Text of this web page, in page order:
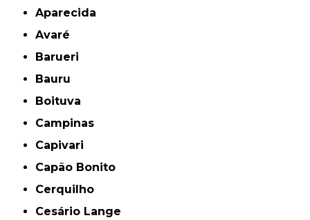
Aparecida
Avaré
Barueri
Bauru
Boituva
Campinas
Capivari
Capão Bonito
Cerquilho
Cesário Lange